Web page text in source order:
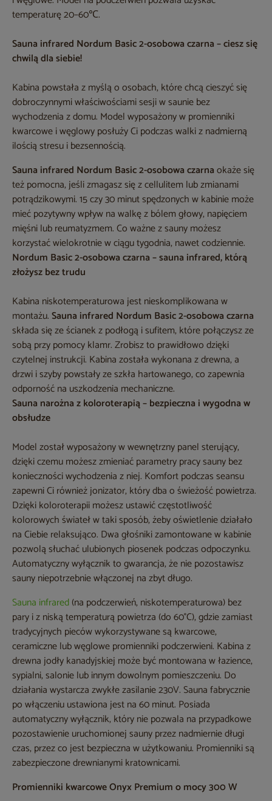
temperaturę 20–60℃.
Sauna infrared Nordum Basic 2-osobowa czarna – ciesz się
chwilą dla siebie!
Kabina powstała z myślą o osobach, które chcą cieszyć się
dobroczynnymi właściwościami sesji w saunie bez
wychodzenia z domu. Model wyposażony w promienniki
kwarcowe i węglowy posłuży Ci podczas walki z nadmierną
ilością stresu i bezsennością.
Sauna infrared Nordum Basic 2-osobowa czarnaokaże się
też pomocna, jeśli zmagasz się z cellulitem lub zmianami
potrądzikowymi. 15 czy 30 minut spędzonych w kabinie może
mieć pozytywny wpływ na walkę z bólem głowy, napięciem
mięśni lub reumatyzmem. Co ważne z sauny możesz
korzystać wielokrotnie w ciągu tygodnia, nawet codziennie.
Nordum Basic 2-osobowa czarna – sauna infrared, którą
złożysz bez trudu
Kabina niskotemperaturowa jest nieskomplikowana w
montażu.Sauna infrared Nordum Basic 2-osobowa czarna
składa się ze ścianek z podłogą i sufitem, które połączysz ze
sobą przy pomocy klamr. Zrobisz to prawidłowo dzięki
czytelnej instrukcji. Kabina została wykonana z drewna, a
drzwi i szyby powstały ze szkła hartowanego, co zapewnia
odporność na uszkodzenia mechaniczne.
Sauna narożna z koloroterapią – bezpieczna i wygodna w
obsłudze
Model został wyposażony w wewnętrzny panel sterujący,
dzięki czemu możesz zmieniać parametry pracy sauny bez
konieczności wychodzenia z niej. Komfort podczas seansu
zapewni Ci również jonizator, który dba o świeżość powietrza.
Dzięki koloroterapii możesz ustawić częstotliwość
kolorowych świateł w taki sposób, żeby oświetlenie działało
na Ciebie relaksująco. Dwa głośniki zamontowane w kabinie
pozwolą słuchać ulubionych piosenek podczas odpoczynku.
Automatyczny wyłącznik to gwarancja, że nie pozostawisz
sauny niepotrzebnie włączonej na zbyt długo.
Sauna infrared(na podczerwień, niskotemperaturowa) bez
pary i z niską temperaturą powietrza (do 60°C), gdzie zamiast
tradycyjnych pieców wykorzystywane są kwarcowe,
ceramiczne lub węglowe promienniki podczerwieni. Kabina z
drewna jodły kanadyjskiej może być montowana w łazience,
sypialni, salonie lub innym dowolnym pomieszczeniu. Do
działania wystarcza zwykłe zasilanie 230V. Sauna fabrycznie
po włączeniu ustawiona jest na 60 minut. Posiada
automatyczny wyłącznik, który nie pozwala na przypadkowe
pozostawienie uruchomionej sauny przez nadmiernie długi
czas, przez co jest bezpieczna w użytkowaniu. Promienniki są
zabezpieczone drewnianymi kratownicami.
Promienniki kwarcowe Onyx Premium o mocy 300 W